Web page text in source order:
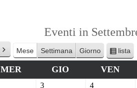
Eventi in
Mese Settimana Giorno
V
lista
MER GIO VEN
3 4